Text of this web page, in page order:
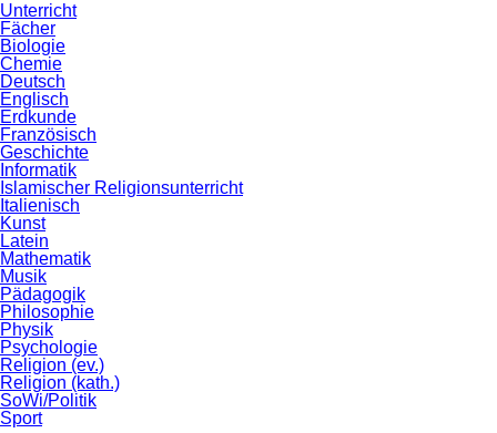
Unterricht
Fächer
Biologie
Chemie
Deutsch
Englisch
Erdkunde
Französisch
Geschichte
Informatik
Islamischer Religionsunterricht
Italienisch
Kunst
Latein
Mathematik
Musik
Pädagogik
Philosophie
Physik
Psychologie
Religion (ev.)
Religion (kath.)
SoWi/Politik
Sport